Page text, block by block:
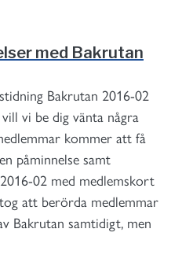
med Bakrutan
Bakrutan 2016-02
vi be dig vänta några
kommer att få
påminnelse samt
02 med medlemskort
att berörda medlemmar
Bakrutan samtidigt, men